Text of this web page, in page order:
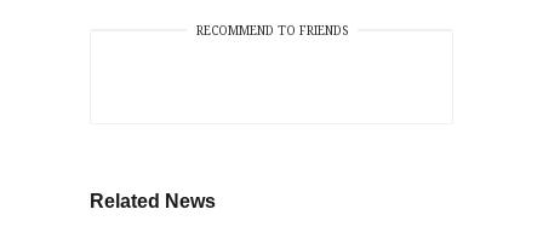
RECOMMEND TO FRIENDS
Related News